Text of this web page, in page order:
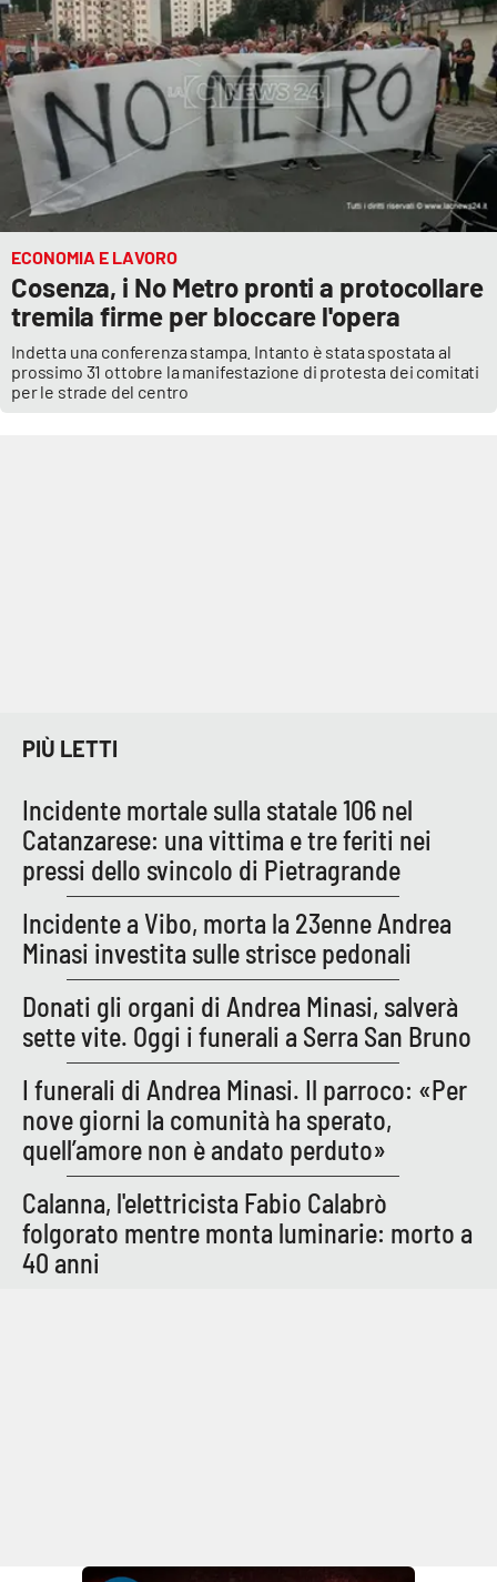
SPECIALI
Buona Sanità Calabria
LA
CALABRIAVISIONE
Destinazioni
Eventi
Food
Storie
Cosenzachannel.it
Ilvibonese.it
Catanzarochannel.it
APP
Android
Apple
ECONOMIA E LAVORO
Cosenza, i No Metro pronti a protocollare
tremila firme per bloccare l'opera
Indetta una conferenza stampa. Intanto è stata spostata al
prossimo 31 ottobre la manifestazione di protesta dei comitati
per le strade del centro
PIÙ LETTI
Incidente mortale sulla statale 106 nel
Catanzarese: una vittima e tre feriti nei
pressi dello svincolo di Pietragrande
Incidente a Vibo, morta la 23enne Andrea
Minasi investita sulle strisce pedonali
Donati gli organi di Andrea Minasi, salverà
sette vite. Oggi i funerali a Serra San Bruno
I funerali di Andrea Minasi. Il parroco: «Per
nove giorni la comunità ha sperato,
quell’amore non è andato perduto»
Calanna, l'elettricista Fabio Calabrò
folgorato mentre monta luminarie: morto a
40 anni